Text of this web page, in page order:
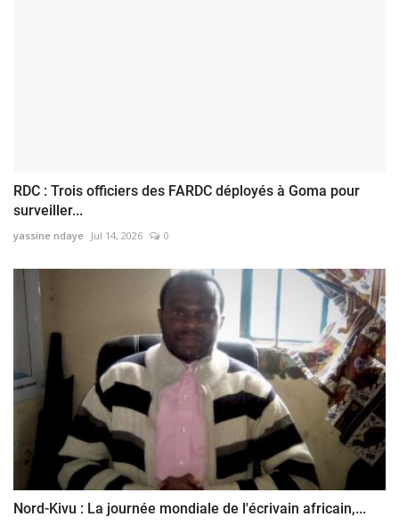
RDC : Trois officiers des FARDC déployés à Goma pour
surveiller...
yassine ndaye Jul 14, 2026 0
Nord-Kivu : La journée mondiale de l'écrivain africain,...